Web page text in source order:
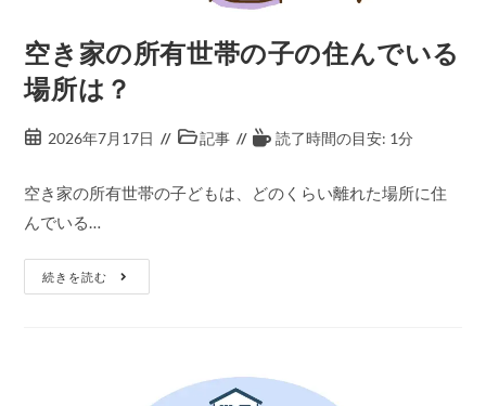
空き家の所有世帯の子の住んでいる
場所は？
2026年7月17日 記事 読了時間の目安: 1分
空き家の所有世帯の子どもは、どのくらい離れた場所に住
んでいる…
続きを読む